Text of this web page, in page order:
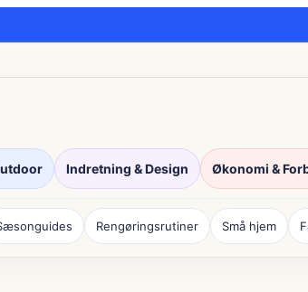
Indretning & Design Økonomi &
Rengøringsrutiner Små hjem